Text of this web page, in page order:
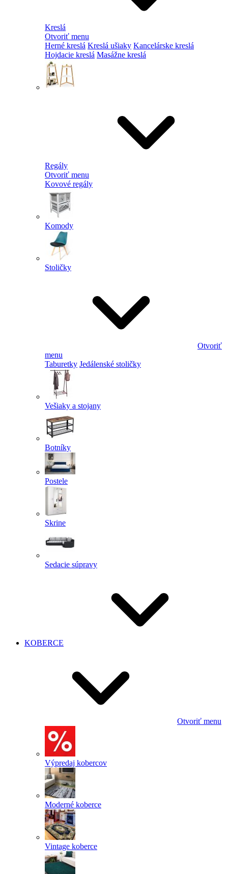
Kreslá
Otvoriť menu
Herné kreslá Kreslá ušiaky Kancelárske kreslá
Hojdacie kreslá Masážne kreslá
Regály
Otvoriť menu
Kovové regály
Komody
Stoličky
Otvoriť
menu
Taburetky Jedálenské stoličky
Vešiaky a stojany
Botníky
Postele
Skrine
Sedacie súpravy
KOBERCE
Otvoriť menu
Výpredaj kobercov
Moderné koberce
Vintage koberce